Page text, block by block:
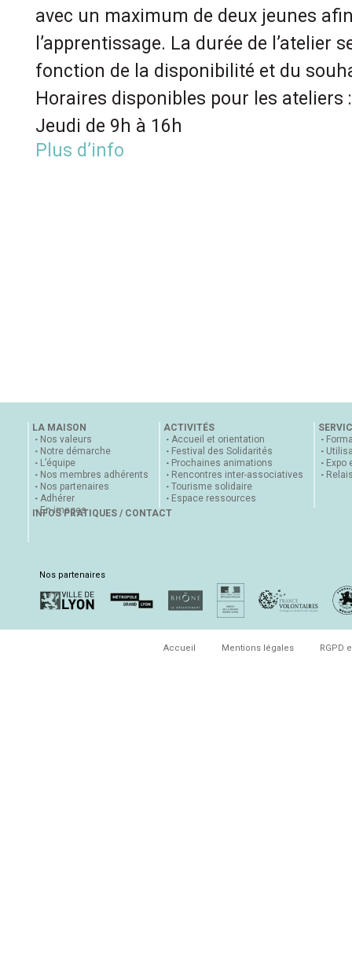
avec un maximum de deux jeunes
l’apprentissage. La durée de l’atelier
fonction de la disponibilité et du
Horaires disponibles pour les ateliers
Jeudi de 9h à 16h
Plus d’info
LA MAISON
Nos valeurs
Notre démarche
L’équipe
Nos membres adhérents
Nos partenaires
Adhérer
En images
ACTIVITÉS
Accueil et orientation
Festival des Solidarités
Prochaines animations
Rencontres inter-associatives
Tourisme solidaire
Espace ressources
Expo
INFOS PRATIQUES / CONTACT
Nos partenaires
Accueil Mentions légales RGPD